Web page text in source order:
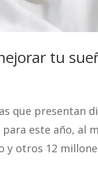
tu
que presentan
este año, al
otros 12